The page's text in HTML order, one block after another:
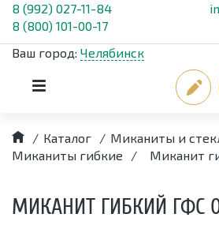
8 (992) 027-11-84
8 (800) 101-00-17
Ваш город: Челябинск
/ Каталог / Миканиты и
Миканиты гибкие
/ Миканит
МИКАНИТ ГИБКИЙ ГФС